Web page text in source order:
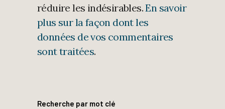
réduire les indésirables.En savoir
plus sur la façon dont les
données de vos commentaires
sont traitées.
Recherche par mot clé